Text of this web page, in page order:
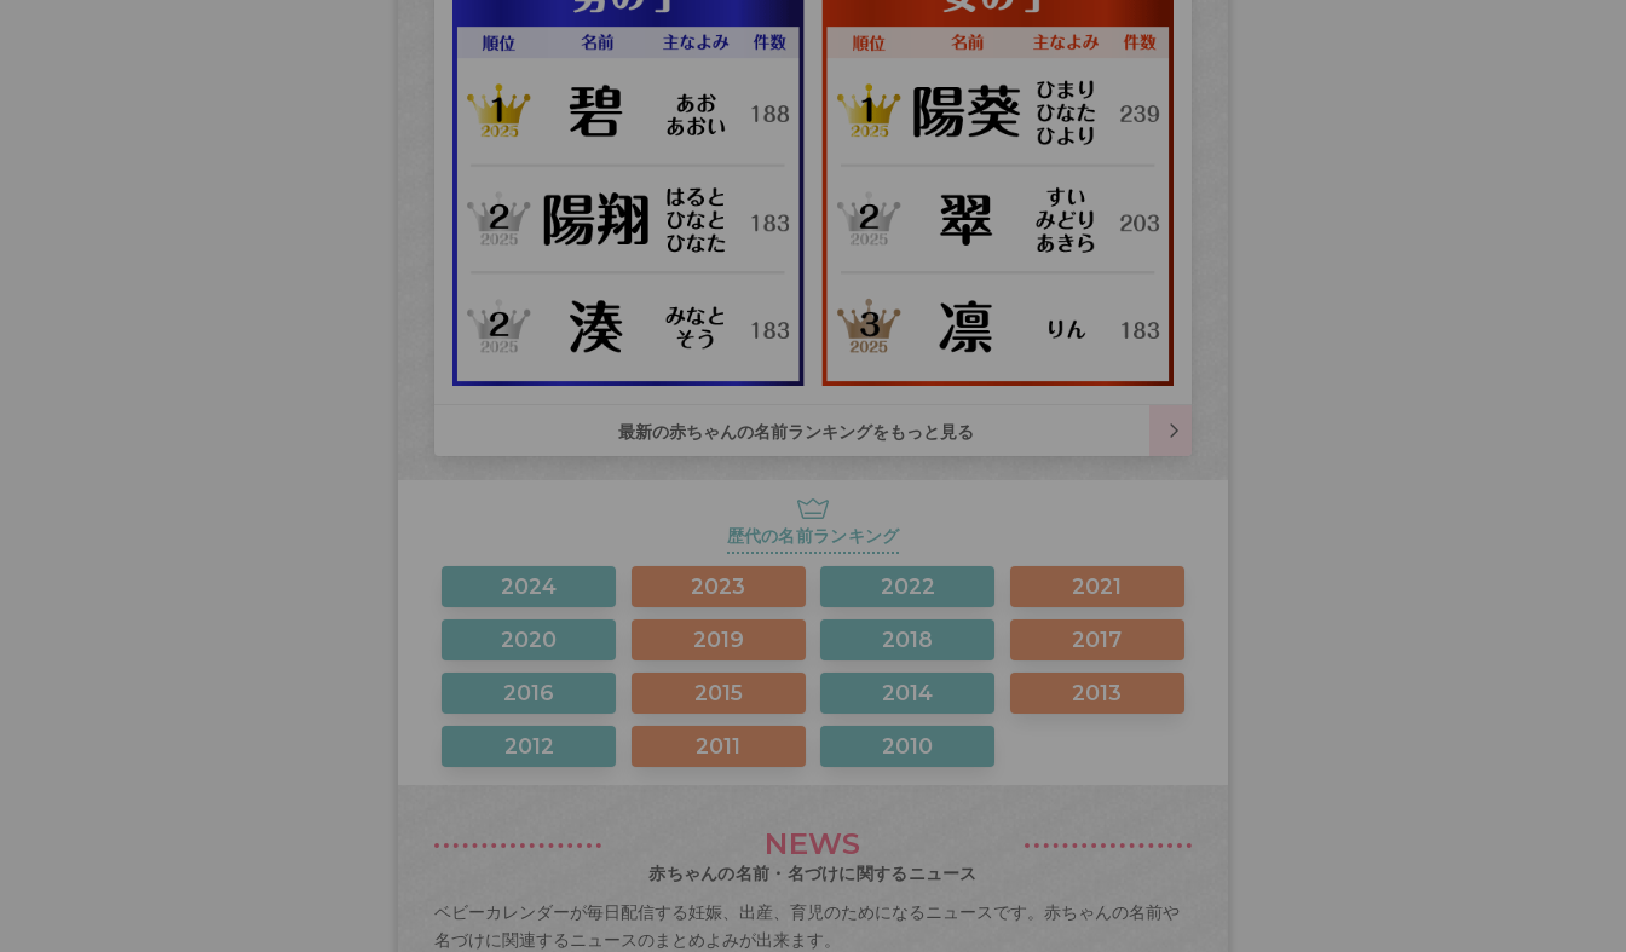
最新の赤ちゃんの名前ランキングをもっと見る
歴代の名前ランキング
2024 2023 2022 2021
2020 2019 2018 2017
2016 2015 2014 2013
2012 2011 2010
NEWS
赤ちゃんの名前・名づけに関するニュース
ベビーカレンダーが毎日配信する妊娠、出産、育児のためになるニュースです。赤ちゃんの名前や
名づけに関連するニュースのまとめよみが出来ます。